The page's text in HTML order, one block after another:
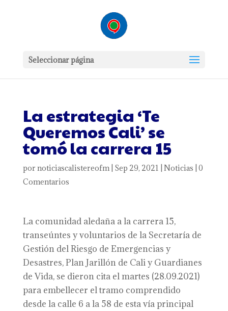
Seleccionar página
La estrategia ‘Te
Queremos Cali’ se
tomó la carrera 15
por noticiascalistereofm| Sep 29, 2021 Noticias 0
Comentarios
La comunidad aledaña a la carrera 15,
transeúntes y voluntarios de la Secretaría de
Gestión del Riesgo de Emergencias y
Desastres, Plan Jarillón de Cali y Guardianes
de Vida, se dieron cita el martes (28.09.2021)
para embellecer el tramo comprendido
desde la calle 6 a la 58 de esta vía principal